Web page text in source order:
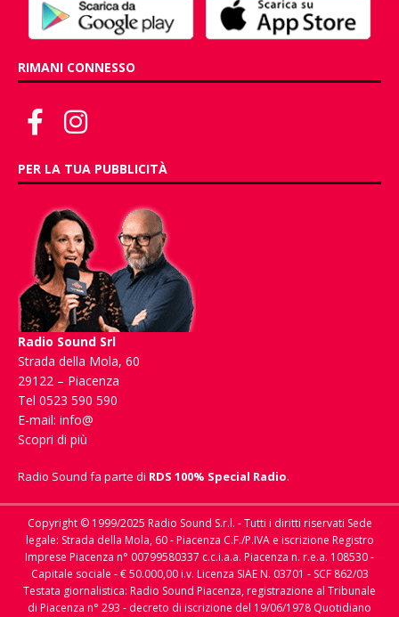
RIMANI CONNESSO
PER LA TUA PUBBLICITÀ
Radio Sound Srl
Strada della Mola, 60
29122 – Piacenza
Tel 0523 590 590
E-mail: info@
Scopri di più
Radio Sound fa parte di RDS 100% Special Radio.
Copyright © 1999/2025 Radio Sound S.r.l. - Tutti i diritti riservati Sede
legale: Strada della Mola, 60 - Piacenza C.F./P.IVA e iscrizione Registro
Imprese Piacenza n° 00799580337 c.c.i.a.a. Piacenza n. r.e.a. 108530 -
Capitale sociale - € 50.000,00 i.v. Licenza SIAE N. 03701 - SCF 862/03
Testata giornalistica: Radio Sound Piacenza, registrazione al Tribunale
di Piacenza n° 293 - decreto di iscrizione del 19/06/1978 Quotidiano